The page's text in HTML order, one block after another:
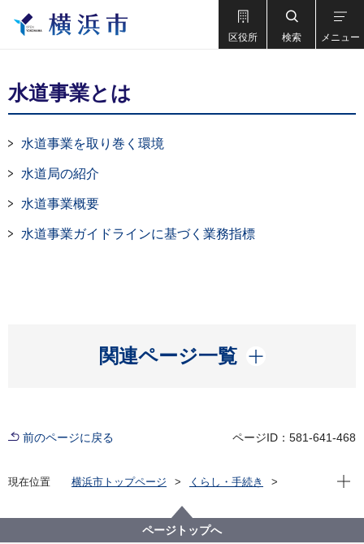
区役所 検索 メニュー
水道事業とは
水道事業を取り巻く環境
水道局の紹介
水道事業概要
水道事業ガイドラインに基づく業務指標
関連ページ一覧
開く
前のページに戻る ページID：581-641-468
現在位置 横浜市トップページ
くらし・手続き
現在
ページトップへ